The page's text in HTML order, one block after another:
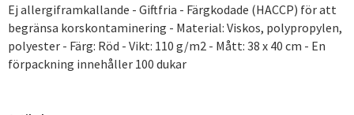
Ej allergiframkallande - Giftfria - Färgkodade (HACCP) för att
begränsa korskontaminering - Material: Viskos, polypropylen,
polyester - Färg: Röd - Vikt: 110 g/m2 - Mått: 38 x 40 cm - En
förpackning innehåller 100 dukar